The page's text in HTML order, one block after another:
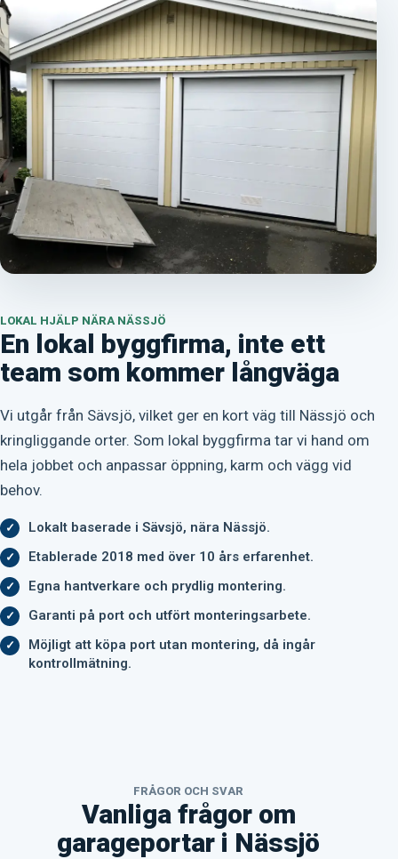
LOKAL HJÄLP NÄRA NÄSSJÖ
En lokal byggfirma, inte ett
team som kommer långväga
Vi utgår från Sävsjö, vilket ger en kort väg till Nässjö och
kringliggande orter. Som lokal byggfirma tar vi hand om
hela jobbet och anpassar öppning, karm och vägg vid
behov.
Lokalt baserade i Sävsjö, nära Nässjö.
Etablerade 2018 med över 10 års erfarenhet.
Egna hantverkare och prydlig montering.
Garanti på port och utfört monteringsarbete.
Möjligt att köpa port utan montering, då ingår
kontrollmätning.
FRÅGOR OCH SVAR
Vanliga frågor om
garageportar i Nässjö